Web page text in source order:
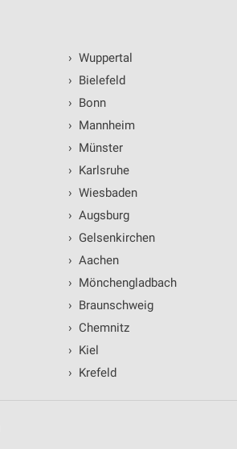
› Wuppertal
› Bielefeld
› Bonn
› Mannheim
› Münster
› Karlsruhe
› Wiesbaden
› Augsburg
› Gelsenkirchen
› Aachen
› Mönchengladbach
› Braunschweig
› Chemnitz
› Kiel
› Krefeld